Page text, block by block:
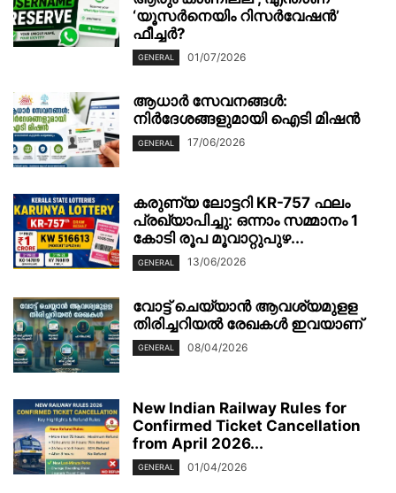
‘യൂസർനെയിം റിസർവേഷൻ’
ഫീച്ചർ?
GENERAL 01/07/2026
ആധാർ സേവനങ്ങൾ:
നിർദേശങ്ങളുമായി ഐടി മിഷൻ
GENERAL 17/06/2026
കരുണ്യ ലോട്ടറി KR-757 ഫലം
പ്രഖ്യാപിച്ചു: ഒന്നാം സമ്മാനം 1
കോടി രൂപ മൂവാറ്റുപുഴ...
GENERAL 13/06/2026
വോട്ട് ചെയ്യാന്‍ ആവശ്യമുളള
തിരിച്ചറിയല്‍ രേഖകള്‍ ഇവയാണ്
GENERAL 08/04/2026
New Indian Railway Rules for
Confirmed Ticket Cancellation
from April 2026...
GENERAL 01/04/2026